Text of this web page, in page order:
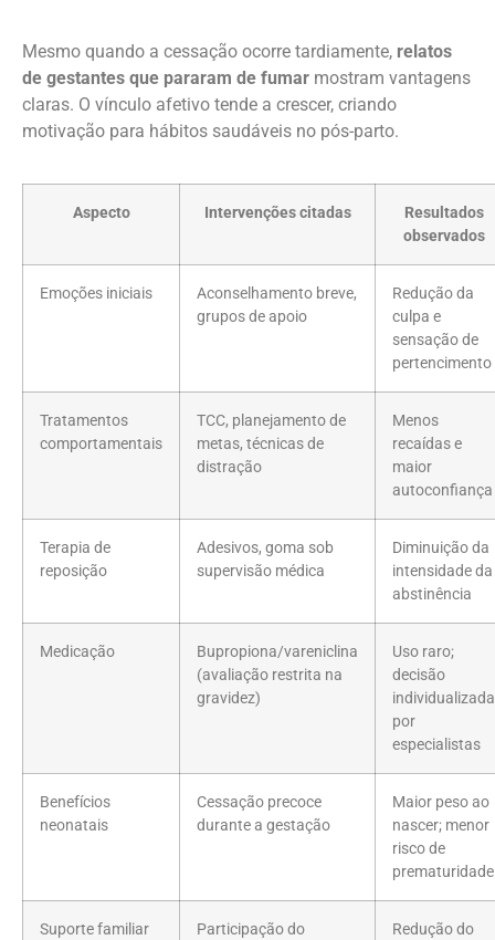
Mesmo quando a cessação ocorre tardiamente, relatos
de gestantes que pararam de fumar mostram vantagens
claras. O vínculo afetivo tende a crescer, criando
motivação para hábitos saudáveis no pós-parto.
Aspecto Intervenções citadas
Resultados
observados
Emoções iniciais
Aconselhamento breve,
grupos de apoio
Redução da
culpa e
sensação de
pertencimento
Tratamentos
comportamentais
TCC, planejamento de
metas, técnicas de
distração
Menos
recaídas e
maior
autoconfiança
Terapia de
reposição
Adesivos, goma sob
supervisão médica
Diminuição da
intensidade da
abstinência
Medicação
Bupropiona/vareniclina
(avaliação restrita na
gravidez)
Uso raro;
decisão
individualizada
por
especialistas
Benefícios
neonatais
Cessação precoce
durante a gestação
Maior peso ao
nascer; menor
risco de
prematuridade
Suporte familiar
Participação do
Redução do